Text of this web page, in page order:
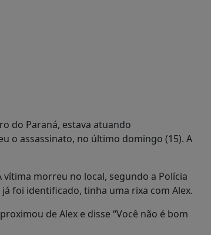
do Paraná, estava atuando
o assassinato, no último domingo (15). A
morreu no local, segundo a Polícia
foi identificado, tinha uma rixa com Alex.
de Alex e disse “Você não é bom